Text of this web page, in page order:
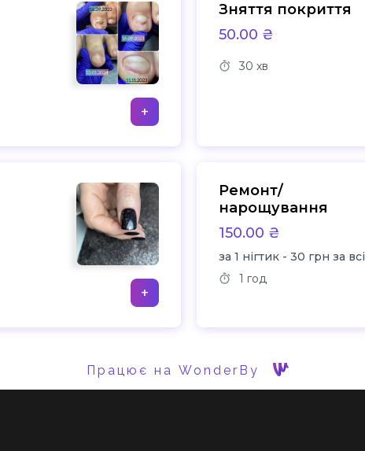
+
Зняття покриття
50.00 ₴
30 хв
+
Ремонт/
нарощування
150.00 ₴
за 1 нігтик - 30 грн за
1 год
Працює на WonderBy